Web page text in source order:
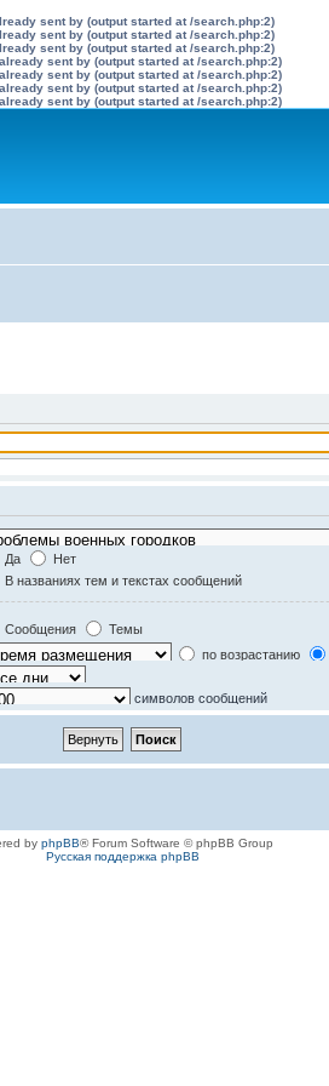
sent by (output started at /search.php:2)
sent by (output started at /search.php:2)
sent by (output started at /search.php:2)
sent by (output started at /search.php:2)
sent by (output started at /search.php:2)
sent by (output started at /search.php:2)
sent by (output started at /search.php:2)
Искать любое слово/поиск с языком запросов
Да
Нет
В названиях тем и текстах сообщений
Только в текстах сообщений
Только по названию темы
Только в первом сообщении темы
Сообщения
Темы
по возрастанию
символов сообщений
by phpBB® Forum Software © phpBB Group
Русская поддержка phpBB